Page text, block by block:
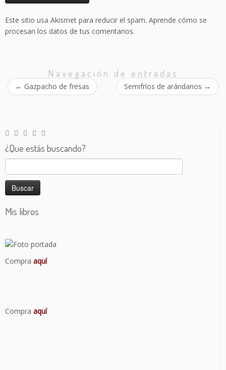
Este sitio usa Akismet para reducir el spam. Aprende cómo se
procesan los datos de tus comentarios.
Navegación de entradas
← Gazpacho de fresas Semifríos de arándanos →
¿Que estás buscando?
Mis libros
Compra aquí
Compra aquí